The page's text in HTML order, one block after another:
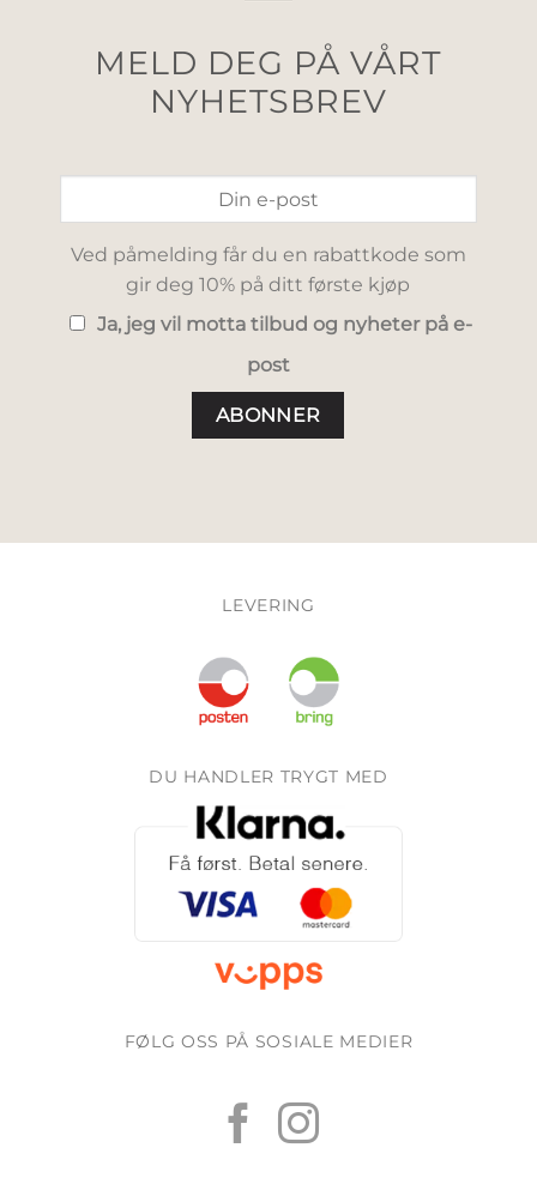
MELD DEG PÅ VÅRT
NYHETSBREV
Ved påmelding får du en rabattkode som
gir deg 10% på ditt første kjøp
Ja, jeg vil motta tilbud og nyheter på e-
post
LEVERING
DU HANDLER TRYGT MED
FØLG OSS PÅ SOSIALE MEDIER